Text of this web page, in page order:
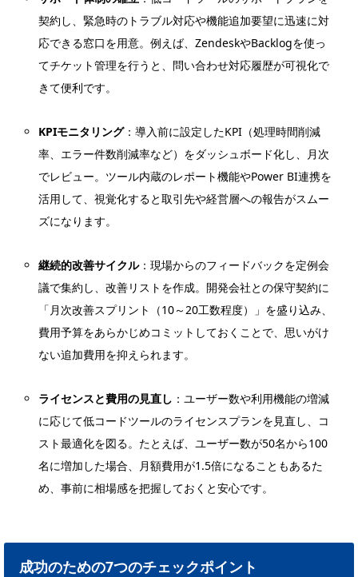
契約し、緊急時のトラブル対応や機能追加要望に迅速に対
応できる窓口を用意。例えば、ZendeskやBacklogを使っ
てチケット管理を行うと、問い合わせ対応履歴が可視化で
きて便利です。
KPIモニタリング：導入前に設定したKPI（処理時間削減
率、エラー件数削減率など）をダッシュボード化し、月次
でレビュー。ツール内蔵のレポート機能やPower BI連携を
活用して、視覚化すると取引先や経営層への報告がスムー
ズになります。
継続的改善サイクル：現場からのフィードバックを定例会
議で集約し、改善リストを作成。開発会社との保守契約に
「月次改善スプリント（10～20工数程度）」を盛り込み、
費用予算をあらかじめコミットしておくことで、思いがけ
ない追加費用を抑えられます。
ライセンスと費用の見直し ：ユーザー数や利用機能の増減
に応じて低コードツールのライセンスプランを見直し、コ
スト最適化を図る。たとえば、ユーザー数が50名から100
名に増加した場合、月額費用が1.5倍になることもあるた
め、事前に相場感を把握しておくと安心です。
成功のための7つのチェックポイント